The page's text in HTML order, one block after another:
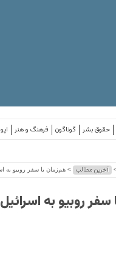
فرهنگ و هنر گوناگون حقوق بشر
آخرین مطالب > هم‌زمان با سفر روبیو به
روبیو به